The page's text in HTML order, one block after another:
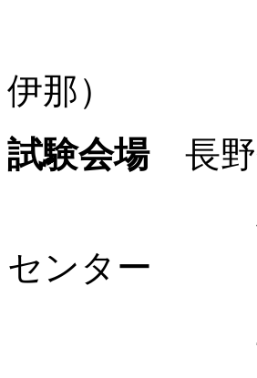
（
伊那）
試験会場長野
松本会場
センター
上田会